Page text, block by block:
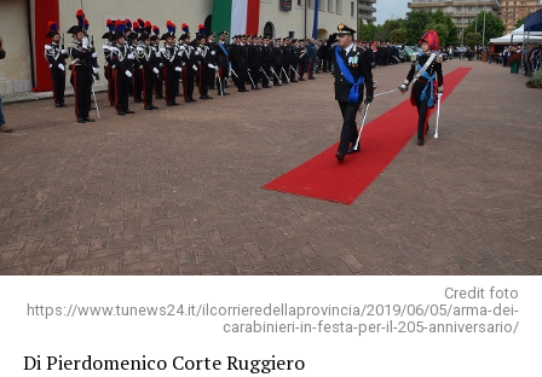
Credit foto
https://www.tunews24.it/ilcorrieredellaprovincia/2019/06/05/arma-dei-
carabinieri-in-festa-per-il-205-anniversario/
Di Pierdomenico Corte Ruggiero